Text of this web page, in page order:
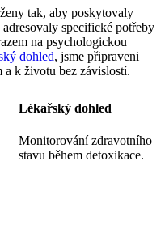
tak, aby poskytovaly
specifické potřeby
na psychologickou
dohled, jsme připraveni
a k životu bez závislostí.
Lékařský dohled
Monitorování zdravotního
stavu během detoxikace.